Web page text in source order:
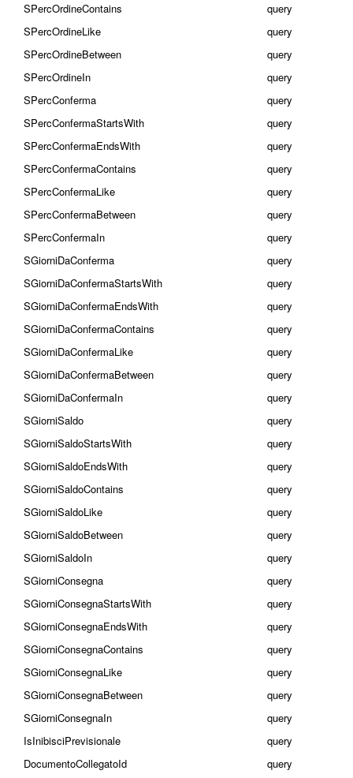
SPercOrdineContains
query
SPercOrdineLike
query
SPercOrdineBetween
query
SPercOrdineIn
query
SPercConferma
query
SPercConfermaStartsWith
query
SPercConfermaEndsWith
query
SPercConfermaContains
query
SPercConfermaLike
query
SPercConfermaBetween
query
SPercConfermaIn
query
SGiorniDaConferma
query
SGiorniDaConfermaStartsWith
query
SGiorniDaConfermaEndsWith
query
SGiorniDaConfermaContains
query
SGiorniDaConfermaLike
query
SGiorniDaConfermaBetween
query
SGiorniDaConfermaIn
query
SGiorniSaldo
query
SGiorniSaldoStartsWith
query
SGiorniSaldoEndsWith
query
SGiorniSaldoContains
query
SGiorniSaldoLike
query
SGiorniSaldoBetween
query
SGiorniSaldoIn
query
SGiorniConsegna
query
SGiorniConsegnaStartsWith
query
SGiorniConsegnaEndsWith
query
SGiorniConsegnaContains
query
SGiorniConsegnaLike
query
SGiorniConsegnaBetween
query
SGiorniConsegnaIn
query
IsInibisciPrevisionale
query
DocumentoCollegatoId
query